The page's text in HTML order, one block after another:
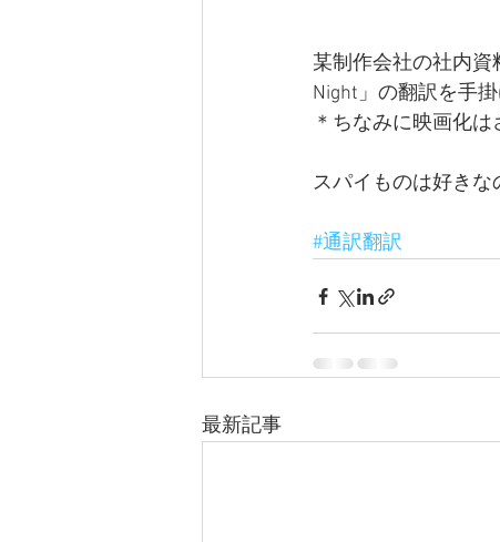
某制作会社の社内資
Night」の翻訳を手
＊ちなみに映画化は
スパイものは好きな
#通訳翻訳
最新記事